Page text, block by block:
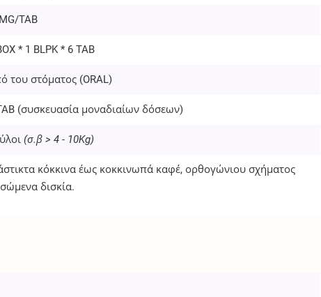
TAB
* 1 BLPK * 6 TAB
του στόματος (ORAL)
(συσκευασία μοναδιαίων δόσεων)
(σ.β > 4 - 10Kg)
κόκκινα έως κοκκινωπά καφέ, ορθογώνιου σχήματος
δισκία.